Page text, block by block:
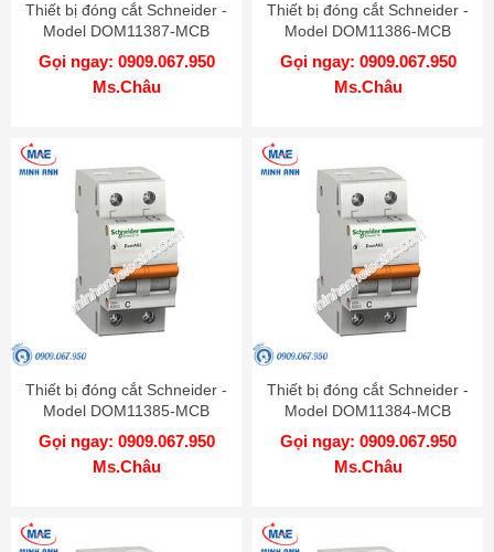
Thiết bị đóng cắt Schneider -
Model DOM11387-MCB
Gọi ngay: 0909.067.950
Ms.Châu
Thiết bị đóng cắt Schneider -
Model DOM11386-MCB
Gọi ngay: 0909.067.950
Ms.Châu
Thiết bị đóng cắt Schneider -
Model DOM11385-MCB
Gọi ngay: 0909.067.950
Ms.Châu
Thiết bị đóng cắt Schneider -
Model DOM11384-MCB
Gọi ngay: 0909.067.950
Ms.Châu